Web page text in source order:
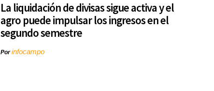
La liquidación de divisas sigue activa y el
agro puede impulsar los ingresos en el
segundo semestre
Porinfocampo